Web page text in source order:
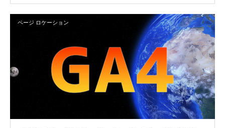
ページ ロケーション